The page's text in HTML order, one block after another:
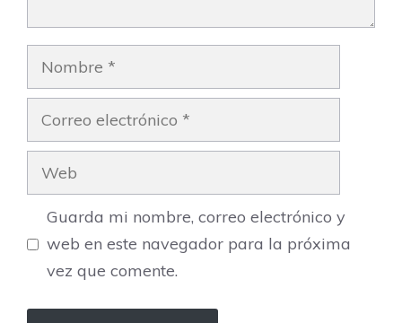
Nombre
Correo
electrónico
Web
Guarda mi nombre, correo electrónico y
web en este navegador para la próxima
vez que comente.